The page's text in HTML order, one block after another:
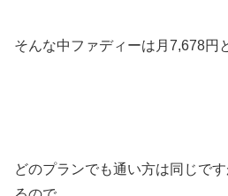
そんな中ファディーは月7,678円
どのプランでも通い方は同じで